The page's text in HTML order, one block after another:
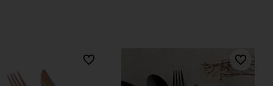
Do ulubionych Do